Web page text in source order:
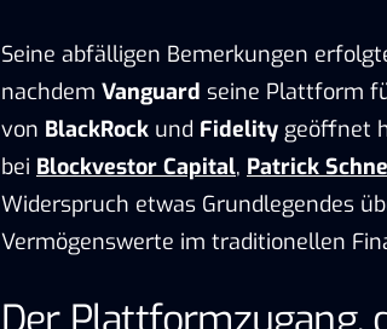
Seine abfälligen Bemerkungen
nachdem Vanguard seine Plattform
von BlackRock und Fidelity geöffnet
bei Blockvestor Capital, Patrick
Widerspruch etwas Grundlegendes
Vermögenswerte im traditionellen